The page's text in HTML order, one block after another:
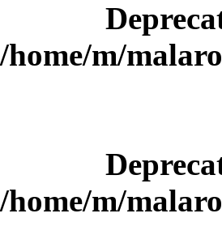
/home/m/
/home/m/